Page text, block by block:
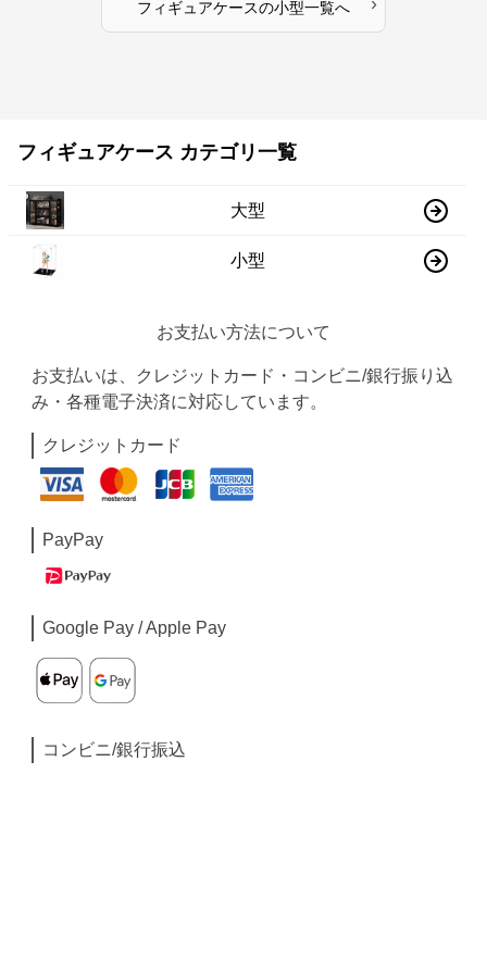
フィギュアケースの小型一覧へ
フィギュアケース カテゴリ一覧
大型
小型
お支払い方法について
お支払いは、クレジットカード・コンビニ/銀行振り込
み・各種電子決済に対応しています。
クレジットカード
PayPay
Google Pay / Apple Pay
コンビニ/銀行振込